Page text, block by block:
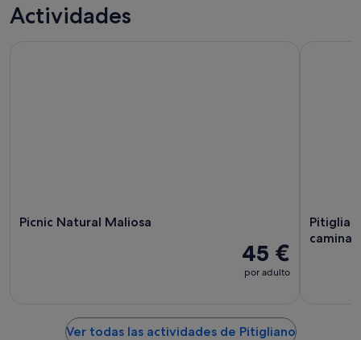
Actividades
Picnic Natural Maliosa
45 €
por adulto
Ver todas las actividades de Pitigliano